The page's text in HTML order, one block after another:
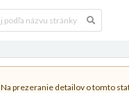
Na prezeranie detailov o tomto